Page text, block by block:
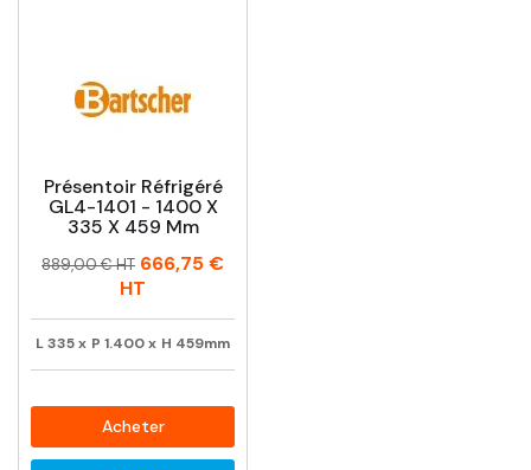
Présentoir Réfrigéré
GL4-1401 - 1400 X
335 X 459 Mm
Prix
Prix
889,00 € HT 666,75 €
HT
L335x P 1.400x H 459mm
Acheter